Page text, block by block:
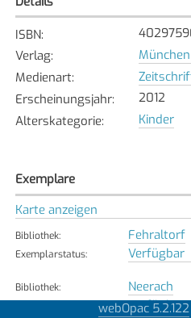
ISBN:
Verlag:
Medienart:
Erscheinungsjahr:
2012
Alterskategorie: Kinder
Exemplare
Karte anzeigen
Bibliothek: Fehraltorf
Exemplarstatus: Verfügbar
Bibliothek: Neerach
Verfügbar
webOpac 5.2.122